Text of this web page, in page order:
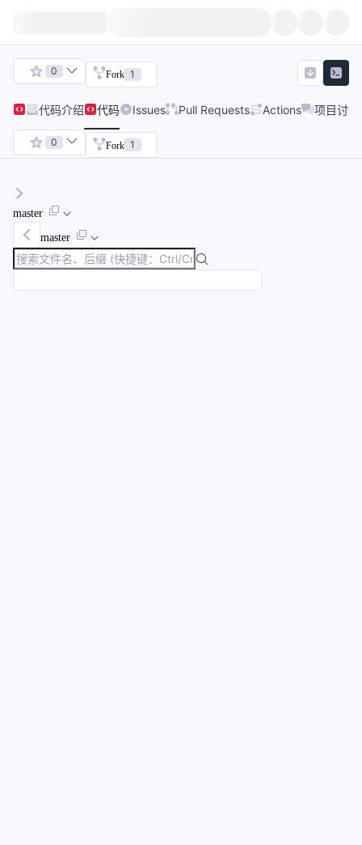
0 Fork 1
代码介绍 代码 Issues Pull Requests Actions 项目讨论
0 Fork 1
master
master